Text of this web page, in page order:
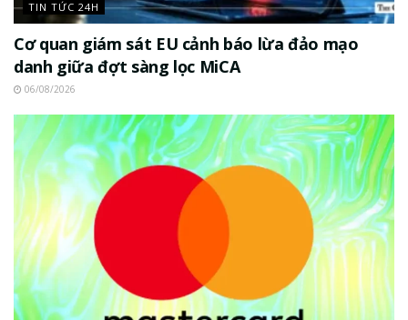
TIN TỨC 24H
Cơ quan giám sát EU cảnh báo lừa đảo mạo
danh giữa đợt sàng lọc MiCA
06/08/2026